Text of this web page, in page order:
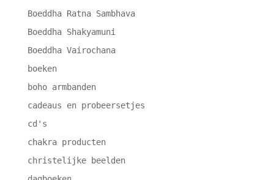
Boeddha Ratna Sambhava
Boeddha Shakyamuni
Boeddha Vairochana
boeken
boho armbanden
cadeaus en probeersetjes
cd's
chakra producten
christelijke beelden